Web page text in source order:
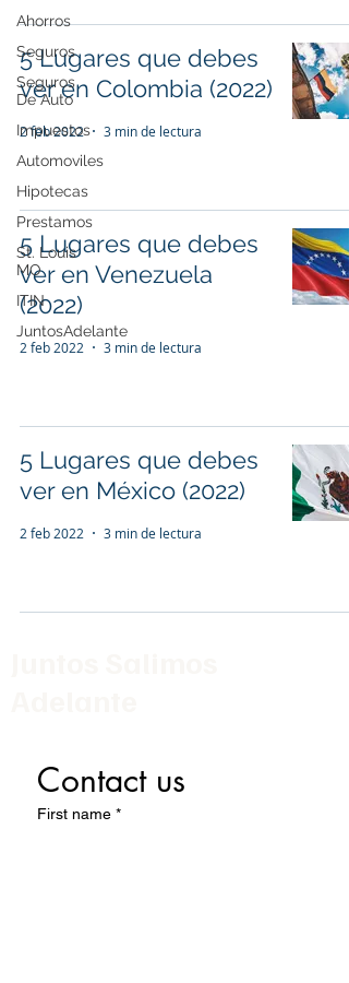
Ahorros
Seguros
Seguros
De Auto
Impuestos
Automoviles
Hipotecas
Prestamos
St. Louis
MO
ITIN
JuntosAdelante
5 Lugares que debes
ver en Colombia (2022)
2 feb 2022 3 min de lectura
5 Lugares que debes
ver en Venezuela
(2022)
2 feb 2022 3 min de lectura
5 Lugares que debes
ver en México (2022)
2 feb 2022 3 min de lectura
Contact us
First name *